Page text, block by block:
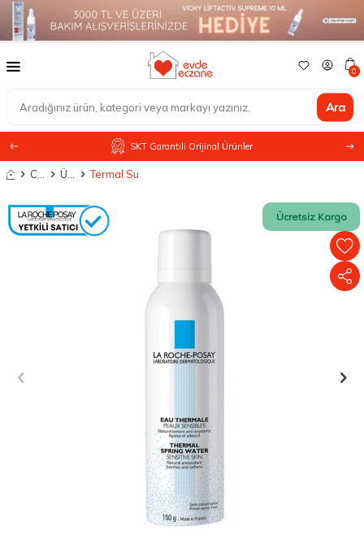
Ara
0
SKT Garantili Orijinal Ürünler
Anasayfa Termal Su
Ücretsiz Kargo